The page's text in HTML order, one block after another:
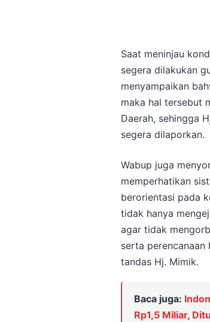
Saat meninjau
segera dilakukan
menyampaikan
maka hal tersebut
Daerah, sehingga
segera dilaporkan.
Wabup juga
memperhatikan
berorientasi pada
tidak hanya
agar tidak
serta perencanaan
tandas Hj. Mimik.
Baca juga:
Rp1,5 Miliar,